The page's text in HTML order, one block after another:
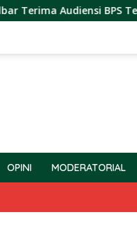
BPS Terkait
OPINI MODERATORIAL